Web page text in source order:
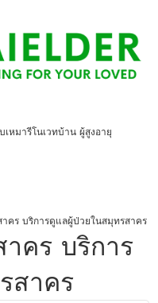
เหมารีโนเวทบ้าน ผู้สูงอายุ
คร บริการดูแลผู้ป่วยในสมุทรสาคร
คร บริการ
สาคร